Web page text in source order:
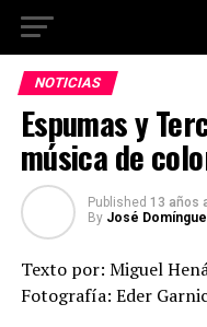
NOTICIAS
Espumas y
música de
Published 13 años
By José
Texto por: Miguel
Fotografía: Eder